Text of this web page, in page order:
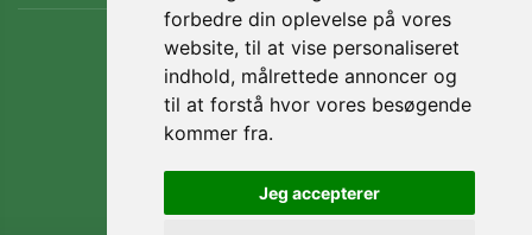
forbedre din oplevelse på vores
website, til at vise personaliseret
indhold, målrettede annoncer og
til at forstå hvor vores besøgende
kommer fra.
Jeg accepterer